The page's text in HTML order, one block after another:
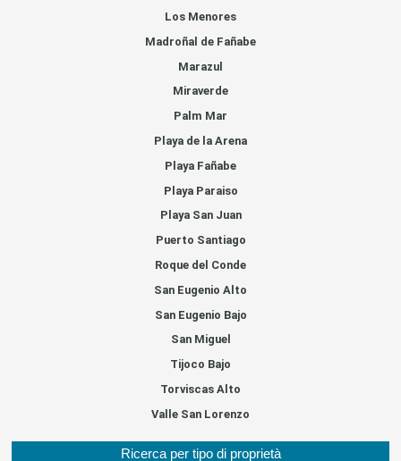
Los Menores
Madroñal de Fañabe
Marazul
Miraverde
Palm Mar
Playa de la Arena
Playa Fañabe
Playa Paraiso
Playa San Juan
Puerto Santiago
Roque del Conde
San Eugenio Alto
San Eugenio Bajo
San Miguel
Tijoco Bajo
Torviscas Alto
Valle San Lorenzo
Ricerca per tipo di proprietà